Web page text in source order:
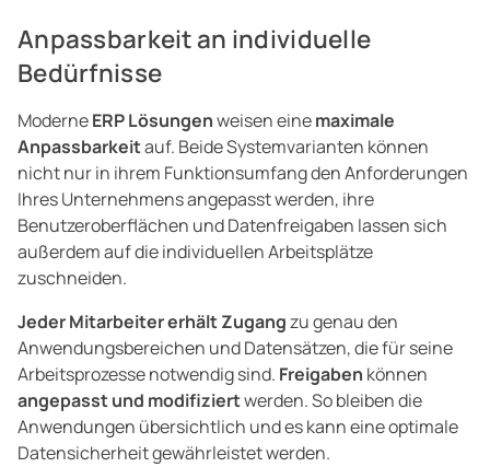
Anpassbarkeit an individuelle
Bedürfnisse
ModerneERP Lösungenweisen einemaximale
Anpassbarkeitauf. Beide Systemvarianten können
nicht nur in ihrem Funktionsumfang den Anforderungen
Ihres Unternehmens angepasst werden, ihre
Benutzeroberflächen und Datenfreigaben lassen sich
außerdem auf die individuellen Arbeitsplätze
zuschneiden.
Jeder Mitarbeiter erhält Zugangzu genau den
Anwendungsbereichen und Datensätzen, die für seine
Arbeitsprozesse notwendig sind. Freigaben können
angepasst und modifiziertwerden. So bleiben die
Anwendungen übersichtlich und es kann eine optimale
Datensicherheit gewährleistet werden.